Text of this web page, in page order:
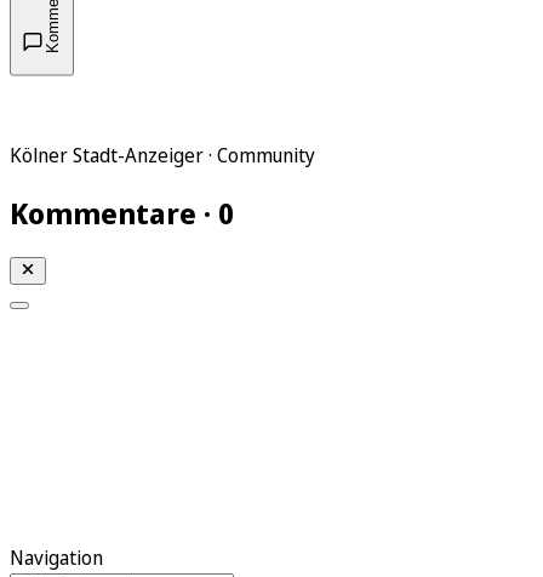
Kölner Stadt-Anzeiger · Community
Kommentare · 0
Navigation